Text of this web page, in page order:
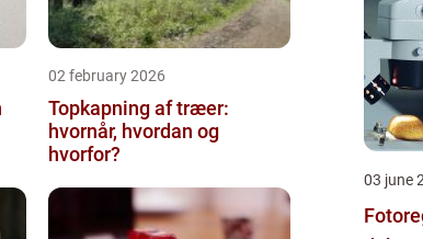
02 february 2026
Topkapning af træer:
hvornår, hvordan og
hvorfor?
03 june